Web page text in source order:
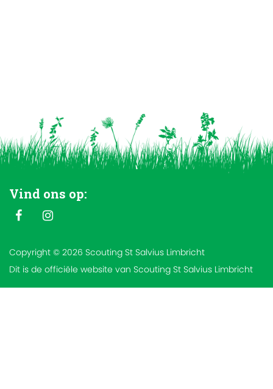
Vind ons op:
Copyright © 2026 Scouting St Salvius Limbricht
Dit is de officiële website van Scouting St Salvius Limbricht